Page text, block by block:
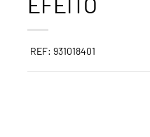
REF: 931018401